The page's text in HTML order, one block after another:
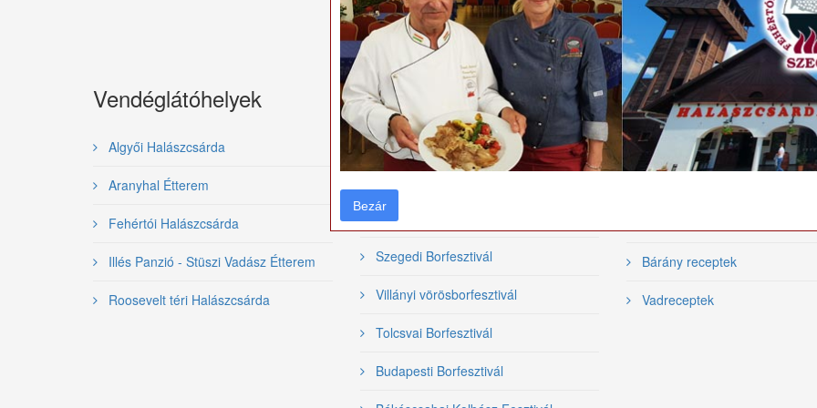
Vendéglátóhelyek
Algyői Halászcsárda
Aranyhal Étterem
Fehértói Halászcsárda
Illés Panzió - Stüszi Vadász Étterem
Roosevelt téri Halászcsárda
Gasztronómiai
rendezvények
Bajai Halfőző Fesztivál
Szegedi Borfesztivál
Villányi vörösborfesztivál
Tolcsvai Borfesztivál
Budapesti Borfesztivál
Videó receptek
Hal receptek
Bárány receptek
Vadreceptek
Bezár
Bezár